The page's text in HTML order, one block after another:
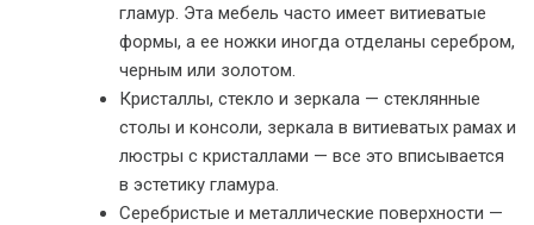
гламур. Эта мебель часто имеет витиеватые
формы, а ее ножки иногда отделаны серебром,
черным или золотом.
Кристаллы, стекло и зеркала — стеклянные
столы и консоли, зеркала в витиеватых рамах и
люстры с кристаллами — все это вписывается
в эстетику гламура.
Серебристые и металлические поверхности —